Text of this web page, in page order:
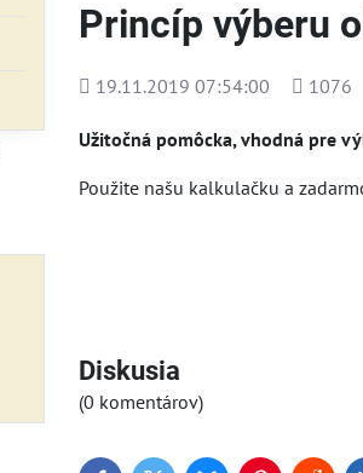
Princíp výberu
Pridané
19.11.2019 07:54:00
Počet
1076
Užitočná pomôcka, vhodná pre
Použite našu kalkulačku a
Diskusia
(0 komentárov)